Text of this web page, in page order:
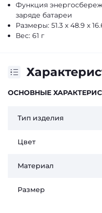
Функция
заряде батареи
Размеры: 51.3 х 48.9 х
Вес: 61 г
ОСНОВНЫЕ
Тип изделия
Цвет
Материал
Размер